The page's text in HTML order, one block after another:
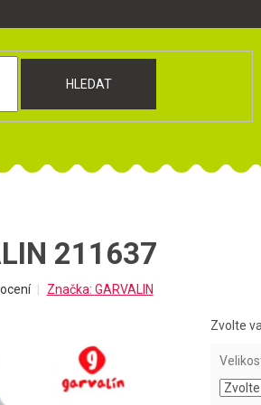
HLEDAT
211637
Značka: GARVALIN
Zvolte